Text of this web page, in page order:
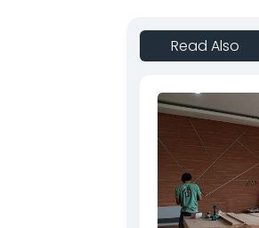
Read Also